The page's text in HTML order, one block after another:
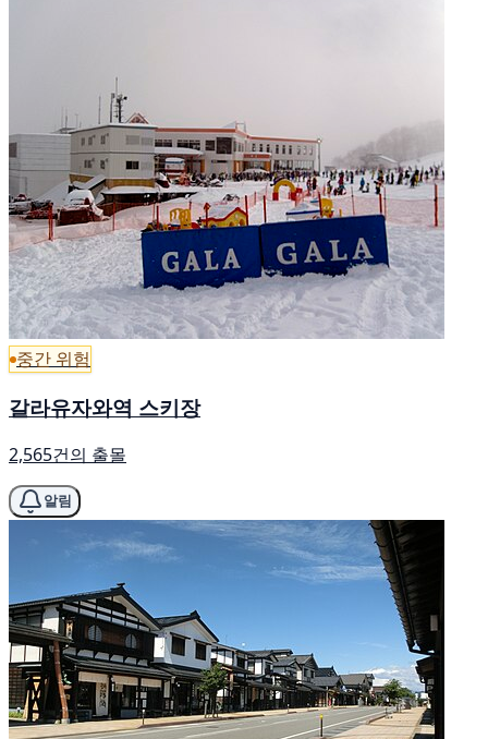
중간 위험
갈라유자와역 스키장
2,565건의 출몰
알림